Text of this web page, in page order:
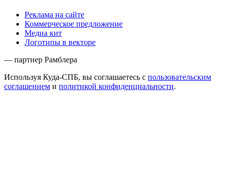
Реклама на сайте
Коммерческое предложение
Медиа кит
Логотипы в векторе
— партнер Рамблера
Используя Куда-СПБ, вы соглашаетесь с пользовательским
соглашением и политикой конфиденциальности.